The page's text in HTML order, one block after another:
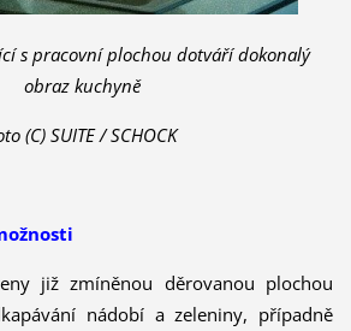
s pracovní plochou dotváří dokonalý
obraz kuchyně
(C) SUITE / SCHOCK
již zmíněnou děrovanou plochou
nádobí a zeleniny, případně